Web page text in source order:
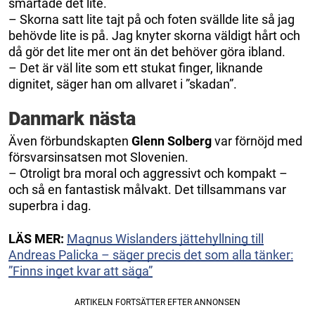
smärtade det lite.
– Skorna satt lite tajt på och foten svällde lite så jag
behövde lite is på. Jag knyter skorna väldigt hårt och
då gör det lite mer ont än det behöver göra ibland.
– Det är väl lite som ett stukat finger, liknande
dignitet, säger han om allvaret i ”skadan”.
Danmark nästa
Även förbundskapten Glenn Solbergvar förnöjd med
försvarsinsatsen mot Slovenien.
– Otroligt bra moral och aggressivt och kompakt –
och så en fantastisk målvakt. Det tillsammans var
superbra i dag.
LÄS MER: Magnus Wislanders jättehyllning till
Andreas Palicka – säger precis det som alla tänker:
”Finns inget kvar att säga”